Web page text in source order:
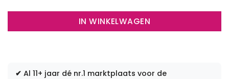
IN WINKELWAGEN
✔ Al 11+ jaar dé nr.1 marktplaats voor de